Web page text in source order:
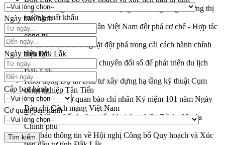
Ngành cá ngừ Đắk Lắk chủ động thích ứng để giữ vững thị
trường xuất khẩu
Diễn đàn Kinh tế tư nhân Việt Nam đột phá cơ chế - Hợp tác
công tư
Đề án 06 tạo bước ngoặt đột phá trong cải cách hành chính
tỉnh Đắk Lắk
Kết nối tour, đẩy mạnh chuyển đổi số để phát triển du lịch
Đắk Lắk
Khởi động Dự án Đầu tư xây dựng hạ tầng kỹ thuật Cụm
công nghiệp Tân Tiến
Gặp mặt các cơ quan báo chí nhân Kỷ niệm 101 năm Ngày
Báo chí Cách mạng Việt Nam
Đắk Lắk sơ kết 4 năm triển khai thực hiện Đề án 06 của
Chính phủ
Họp báo thông tin về Hội nghị Công bố Quy hoạch và Xúc
Ngày ban hành
Ngày hiệu lực
Cấp ban hành
Cơ quan ban hành